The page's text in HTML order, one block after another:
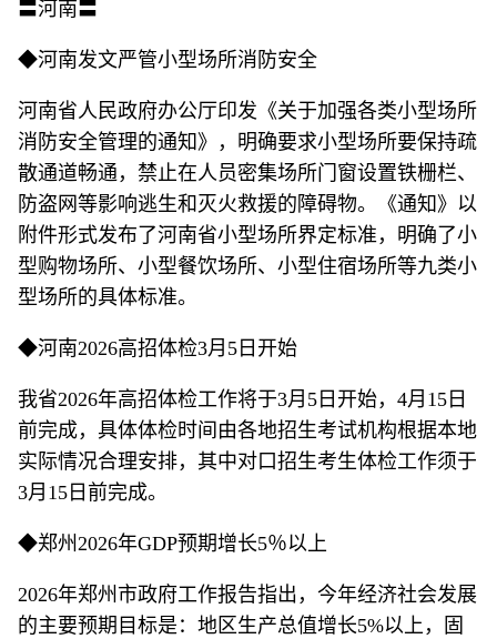
〓河南〓
◆河南发文严管小型场所消防安全
河南省人民政府办公厅印发《关于加强各类小型场所
消防安全管理的通知》，明确要求小型场所要保持疏
散通道畅通，禁止在人员密集场所门窗设置铁栅栏、
防盗网等影响逃生和灭火救援的障碍物。《通知》以
附件形式发布了河南省小型场所界定标准，明确了小
型购物场所、小型餐饮场所、小型住宿场所等九类小
型场所的具体标准。
◆河南2026高招体检3月5日开始
我省2026年高招体检工作将于3月5日开始，4月15日
前完成，具体体检时间由各地招生考试机构根据本地
实际情况合理安排，其中对口招生考生体检工作须于
3月15日前完成。
◆郑州2026年GDP预期增长5％以上
2026年郑州市政府工作报告指出，今年经济社会发展
的主要预期目标是：地区生产总值增长5%以上，固